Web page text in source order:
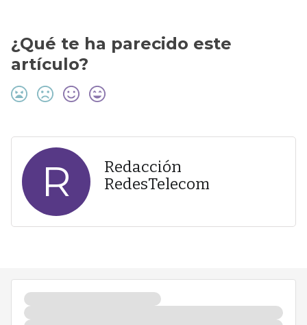
¿Qué te ha parecido este
artículo?
R
Redacción
RedesTelecom